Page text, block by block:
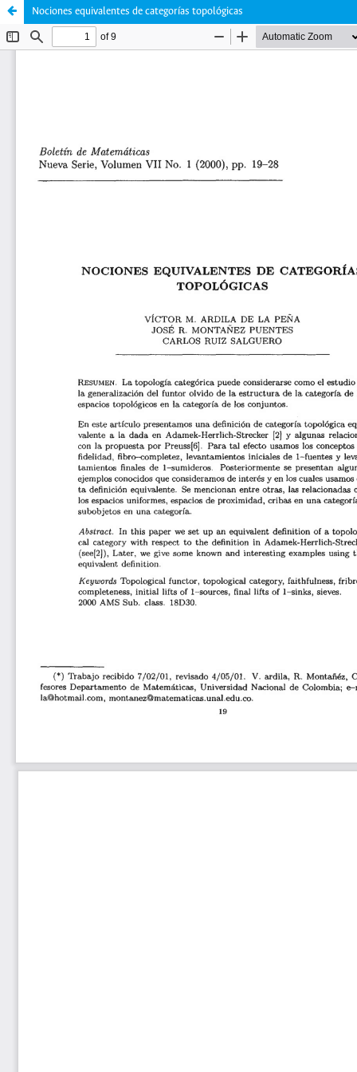
Nociones equivalentes de categorías topológicas